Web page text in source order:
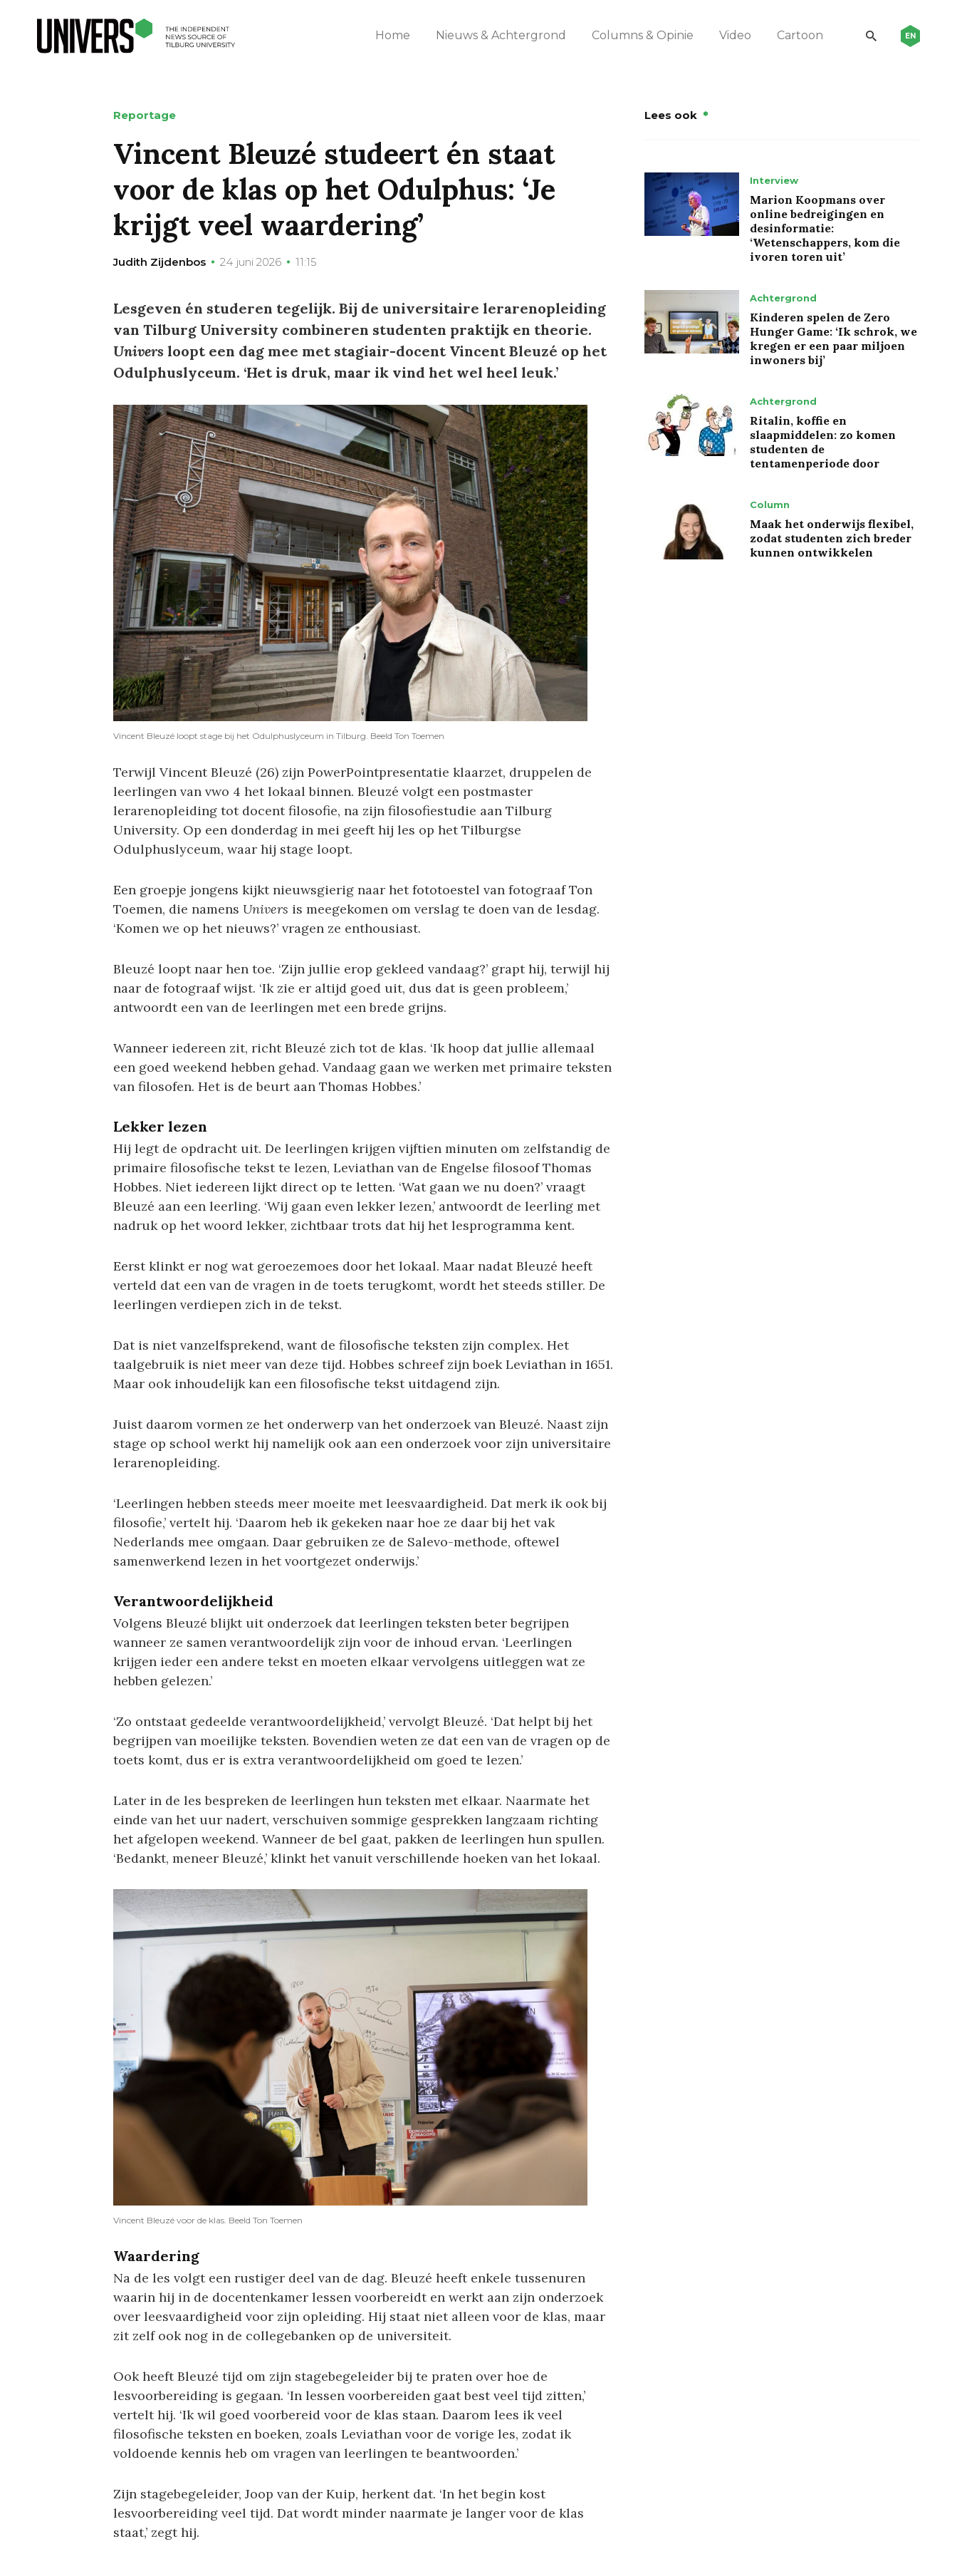
Home Nieuws & Achtergrond Columns & Opinie Video Cartoon EN
Reportage
Vincent Bleuzé studeert én staat
voor de klas op het Odulphus: ‘Je
krijgt veel waardering’
Judith Zijdenbos 24 juni 2026 11:15
Lesgeven én studeren tegelijk. Bij de universitaire lerarenopleiding
van Tilburg University combineren studenten praktijk en theorie.
Univers loopt een dag mee met stagiair-docent Vincent Bleuzé op het
Odulphuslyceum. ‘Het is druk, maar ik vind het wel heel leuk.’
Vincent Bleuzé loopt stage bij het Odulphuslyceum in Tilburg. Beeld Ton Toemen
Terwijl Vincent Bleuzé (26) zijn PowerPointpresentatie klaarzet, druppelen de
leerlingen van vwo 4 het lokaal binnen. Bleuzé volgt een postmaster
lerarenopleiding tot docent filosofie, na zijn filosofiestudie aan Tilburg
University. Op een donderdag in mei geeft hij les op het Tilburgse
Odulphuslyceum, waar hij stage loopt.
Een groepje jongens kijkt nieuwsgierig naar het fototoestel van fotograaf Ton
Toemen, die namens Univers is meegekomen om verslag te doen van de lesdag.
‘Komen we op het nieuws?’ vragen ze enthousiast.
Bleuzé loopt naar hen toe. ‘Zijn jullie erop gekleed vandaag?’ grapt hij, terwijl hij
naar de fotograaf wijst. ‘Ik zie er altijd goed uit, dus dat is geen probleem,’
antwoordt een van de leerlingen met een brede grijns.
Wanneer iedereen zit, richt Bleuzé zich tot de klas. ‘Ik hoop dat jullie allemaal
een goed weekend hebben gehad. Vandaag gaan we werken met primaire teksten
van filosofen. Het is de beurt aan Thomas Hobbes.’
Lekker lezen
Hij legt de opdracht uit. De leerlingen krijgen vijftien minuten om zelfstandig de
primaire filosofische tekst te lezen, Leviathan van de Engelse filosoof Thomas
Hobbes. Niet iedereen lijkt direct op te letten. ‘Wat gaan we nu doen?’ vraagt
Bleuzé aan een leerling. ‘Wij gaan even lekker lezen,’ antwoordt de leerling met
nadruk op het woord lekker, zichtbaar trots dat hij het lesprogramma kent.
Eerst klinkt er nog wat geroezemoes door het lokaal. Maar nadat Bleuzé heeft
verteld dat een van de vragen in de toets terugkomt, wordt het steeds stiller. De
leerlingen verdiepen zich in de tekst.
Dat is niet vanzelfsprekend, want de filosofische teksten zijn complex. Het
taalgebruik is niet meer van deze tijd. Hobbes schreef zijn boek Leviathan in 1651.
Maar ook inhoudelijk kan een filosofische tekst uitdagend zijn.
Juist daarom vormen ze het onderwerp van het onderzoek van Bleuzé. Naast zijn
stage op school werkt hij namelijk ook aan een onderzoek voor zijn universitaire
lerarenopleiding.
‘Leerlingen hebben steeds meer moeite met leesvaardigheid. Dat merk ik ook bij
filosofie,’ vertelt hij. ‘Daarom heb ik gekeken naar hoe ze daar bij het vak
Nederlands mee omgaan. Daar gebruiken ze de Salevo-methode, oftewel
samenwerkend lezen in het voortgezet onderwijs.’
Verantwoordelijkheid
Volgens Bleuzé blijkt uit onderzoek dat leerlingen teksten beter begrijpen
wanneer ze samen verantwoordelijk zijn voor de inhoud ervan. ‘Leerlingen
krijgen ieder een andere tekst en moeten elkaar vervolgens uitleggen wat ze
hebben gelezen.’
‘Zo ontstaat gedeelde verantwoordelijkheid,’ vervolgt Bleuzé. ‘Dat helpt bij het
begrijpen van moeilijke teksten. Bovendien weten ze dat een van de vragen op de
toets komt, dus er is extra verantwoordelijkheid om goed te lezen.’
Later in de les bespreken de leerlingen hun teksten met elkaar. Naarmate het
einde van het uur nadert, verschuiven sommige gesprekken langzaam richting
het afgelopen weekend. Wanneer de bel gaat, pakken de leerlingen hun spullen.
‘Bedankt, meneer Bleuzé,’ klinkt het vanuit verschillende hoeken van het lokaal.
Vincent Bleuzé voor de klas. Beeld Ton Toemen
Waardering
Na de les volgt een rustiger deel van de dag. Bleuzé heeft enkele tussenuren
waarin hij in de docentenkamer lessen voorbereidt en werkt aan zijn onderzoek
over leesvaardigheid voor zijn opleiding. Hij staat niet alleen voor de klas, maar
zit zelf ook nog in de collegebanken op de universiteit.
Ook heeft Bleuzé tijd om zijn stagebegeleider bij te praten over hoe de
lesvoorbereiding is gegaan. ‘In lessen voorbereiden gaat best veel tijd zitten,’
vertelt hij. ‘Ik wil goed voorbereid voor de klas staan. Daarom lees ik veel
filosofische teksten en boeken, zoals Leviathan voor de vorige les, zodat ik
voldoende kennis heb om vragen van leerlingen te beantwoorden.’
Zijn stagebegeleider, Joop van der Kuip, herkent dat. ‘In het begin kost
lesvoorbereiding veel tijd. Dat wordt minder naarmate je langer voor de klas
staat,’ zegt hij.
Lees ook
Interview
Marion Koopmans over
online bedreigingen en
desinformatie:
‘Wetenschappers, kom die
ivoren toren uit’
Achtergrond
Kinderen spelen de Zero
Hunger Game: ‘Ik schrok, we
kregen er een paar miljoen
inwoners bij’
Achtergrond
Ritalin, koffie en
slaapmiddelen: zo komen
studenten de
tentamenperiode door
Column
Maak het onderwijs flexibel,
zodat studenten zich breder
kunnen ontwikkelen